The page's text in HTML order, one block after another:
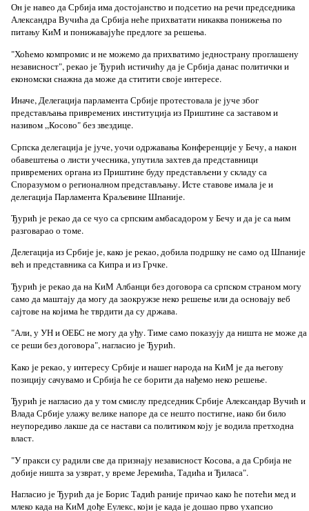
Он је навео да Србија има достојанство и подсетио на речи председника
Александра Вучића да Србија неће прихватати никаква понижења по
питању КиМ и понижавајуће предлоге за решења.
"Хоћемо компромис и не можемо да прихватимо једнострану проглашену
независност", рекао је Ђурић истичићу да је Србија данас политички и
економски снажна да може да ститити своје интересе.
Иначе, Делегација парламента Србије протестовала је јуче због
представљања привремених институција из Приштине са заставом и
називом „Косово" без звездице.
Српска делегација је јуче, уочи одржавања Конференције у Бечу, а након
обавештења о листи учесника, упутила захтев да представници
привремених органа из Приштине буду представљени у складу са
Споразумом о регионалном представљању. Исте ставове имала је и
делегација Парламента Краљевине Шпаније.
Ђурић је рекао да се чуо са српским амбасадором у Бечу и да је са њим
разговарао о томе.
Делегација из Србије је, како је рекао, добила подршку не само од Шпаније
већ и представника са Кипра и из Грчке.
Ђурић је рекао да на КиМ Албанци без договора са српском страном могу
само да маштају да могу да заокружзе неко решење или да основају веб
сајтове на којима ће тврдити да су држава.
"Али, у УН и ОЕБС не могу да уђу. Тиме само показују да ништа не може да
се реши без договора", нагласио је Ђурић.
Како је рекао, у интересу Србије и нашег народа на КиМ је да његову
позицију сачувамо и Србија ће се борити да нађемо неко решење.
Ђурић је нагласио да у том смислу председник Србије Александар Вучић и
Влада Србије улажу велике напоре да се нешто постигне, иако би било
неупоредиво лакше да се настави са политиком коју је водила претходна
власт.
"У пракси су радили све да признају независност Косова, а да Србија не
добије ништа за узврат, у време Јеремића, Тадића и Ђиласа".
Нагласио је Ђурић да је Борис Тадић раније причао како ће потећи мед и
млеко када на КиМ дође Еулекс, који је када је дошао прво ухапсио